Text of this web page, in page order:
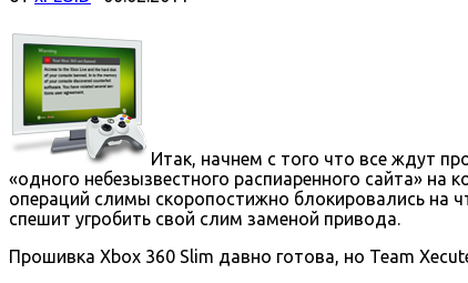
Итак, начнем с того что все ждут
«одного небезызвестного распиаренного сайта»
операций слимы скоропостижно блокировались на
спешит угробить свой слим заменой привода.
Прошивка Xbox 360 Slim давно готова, но Team